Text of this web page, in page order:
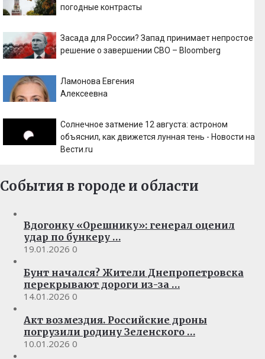
погодные контрасты
Засада для России? Запад принимает непростое
решение о завершении СВО – Bloomberg
Ламонова Евгения
Алексеевна
Солнечное затмение 12 августа: астроном
объяснил, как движется лунная тень - Новости на
Вести.ru
События в городе и области
Вдогонку «Орешнику»: генерал оценил
удар по бункеру …
19.01.2026 0
Бунт начался? Жители Днепропетровска
перекрывают дороги из-за …
14.01.2026 0
Акт возмездия. Российские дроны
погрузили родину Зеленского …
10.01.2026 0